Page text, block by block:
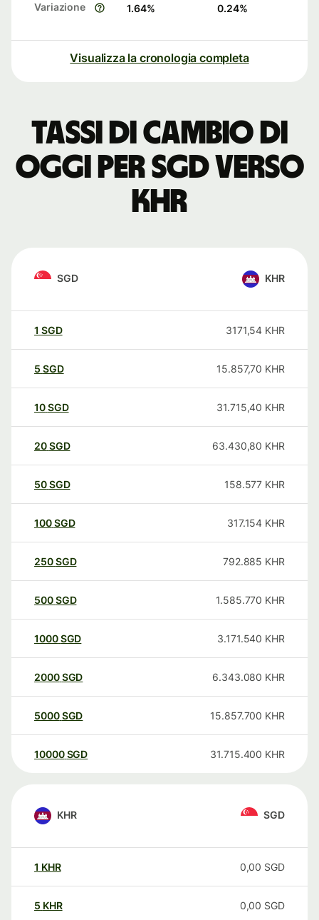
Variazione 1.64% 0.24%
Visualizza la cronologia completa
Tassi di cambio di
oggi per SGD verso
KHR
SGD KHR
1 SGD 3171,54 KHR
5 SGD 15.857,70 KHR
10SGD 31.715,40 KHR
20SGD 63.430,80 KHR
50SGD 158.577 KHR
100SGD 317.154 KHR
250SGD 792.885 KHR
500SGD 1.585.770 KHR
1000SGD 3.171.540 KHR
2000SGD 6.343.080 KHR
5000SGD 15.857.700 KHR
10000 SGD 31.715.400 KHR
KHR SGD
1 KHR 0,00 SGD
5 KHR 0,00 SGD